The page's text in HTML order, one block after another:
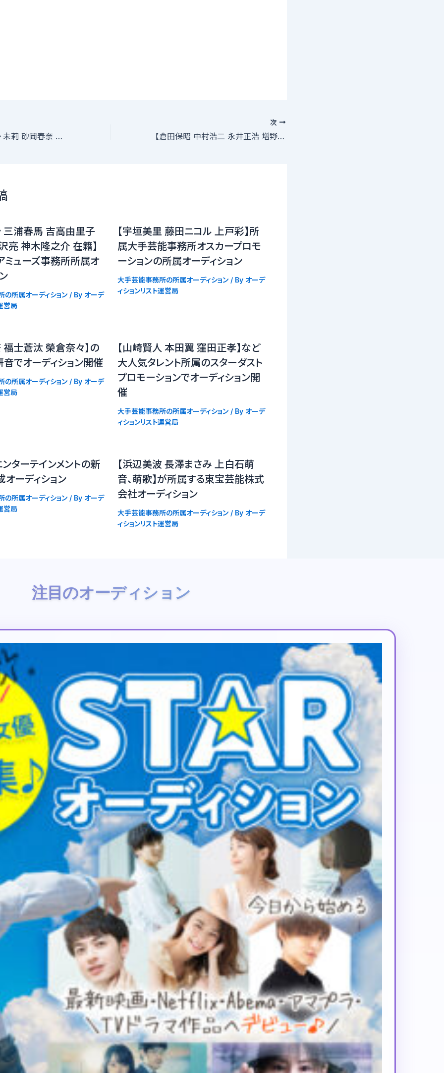
【西舘さをり しづか 未莉 砂岡春奈 ユキコ 泉谷帆香 白鳥えりか 青柳美紀 】所属の事務所株式会社Claudia オーディション
次
【倉田保昭 中村浩二 永井正浩 増野孝】所属の事務所株式会社倉田プロモーション オーディション 【募集要項】
三浦春馬 吉高由里子
亮 神木隆之介 在籍】
ミューズ事務所所属オ
ン
所属オーディション/ By オーデ
営局
【宇垣美里 藤田ニコル 上戸彩】所
属大手芸能事務所オスカープロモ
ーションの所属オーディション
大手芸能事務所の所属オーディション/ By オーデ
ィションリスト運営局
福士蒼汰 榮倉奈々】の
でオーディション開催
所属オーディション/ By オーデ
営局
【山崎賢人 本田翼 窪田正孝】など
大人気タレント所属のスターダスト
プロモーションでオーディション開
催
大手芸能事務所の所属オーディション/ By オーデ
ィションリスト運営局
ターテインメントの新
ーディション
所属オーディション/ By オーデ
営局
【浜辺美波 長澤まさみ 上白石萌
音、萌歌】が所属する東宝芸能株式
会社オーディション
大手芸能事務所の所属オーディション/ By オーデ
ィションリスト運営局
注目のオーディション